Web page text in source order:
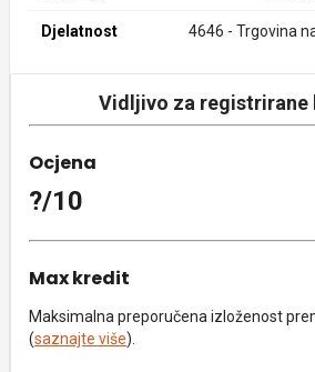
Djelatnost
4646 - Trgovina
Vidljivo za registrirane
Ocjena
?/10
Max kredit
Maksimalna preporučena izloženost
(saznajte više).